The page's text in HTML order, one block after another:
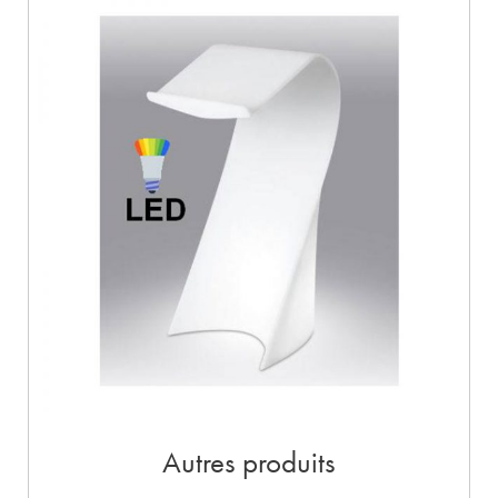
Autres produits